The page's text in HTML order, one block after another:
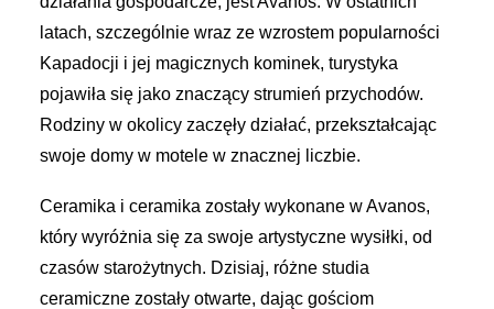
latach, szczególnie wraz ze wzrostem popularności
Kapadocji i jej magicznych kominek, turystyka
pojawiła się jako znaczący strumień przychodów.
Rodziny w okolicy zaczęły działać, przekształcając
swoje domy w motele w znacznej liczbie.
Ceramika i ceramika zostały wykonane w Avanos,
który wyróżnia się za swoje artystyczne wysiłki, od
czasów starożytnych. Dzisiaj, różne studia
ceramiczne zostały otwarte, dając gościom